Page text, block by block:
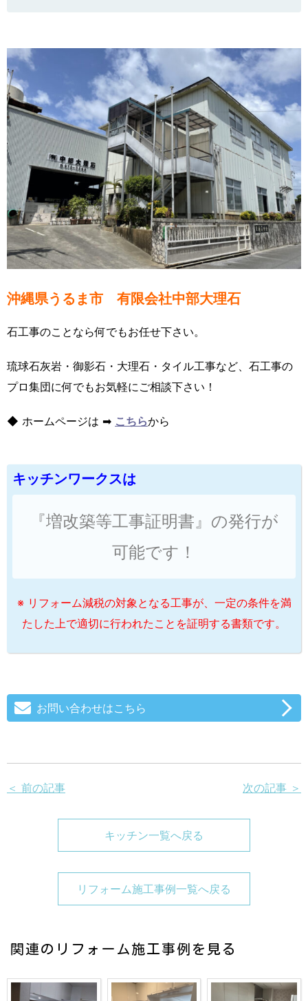
沖縄県うるま市 有限会社中部大理石
石工事のことなら何でもお任せ下さい。
琉球石灰岩・御影石・大理石・タイル工事など、石工事の
プロ集団に何でもお気軽にご相談下さい！
◆ ホームページは ➡ こちらから
キッチンワークスは
『増改築等工事証明書』の発行が
可能です！
※ リフォーム減税の対象となる工事が、一定の条件を満
たした上で適切に行われたことを証明する書類です。
お問い合わせはこちら
＜ 前の記事 次の記事 ＞
キッチン一覧へ戻る
リフォーム施工事例一覧へ戻る
関連のリフォーム施工事例を見る